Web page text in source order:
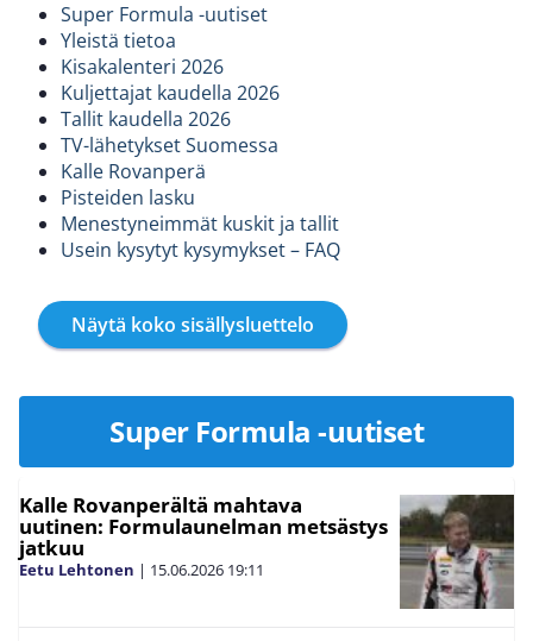
Super Formula -uutiset
Yleistä tietoa
Kisakalenteri 2026
Kuljettajat kaudella 2026
Tallit kaudella 2026
TV-lähetykset Suomessa
Kalle Rovanperä
Pisteiden lasku
Menestyneimmät kuskit ja tallit
Usein kysytyt kysymykset – FAQ
Näytä koko sisällysluettelo
Super Formula -uutiset
Kalle Rovanperältä mahtava
uutinen: Formulaunelman metsästys
jatkuu
Eetu Lehtonen | 15.06.2026 19:11